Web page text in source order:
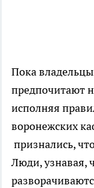
Пока
предпочитают
исполняя
воронежских
признались,
Люди, узнавая,